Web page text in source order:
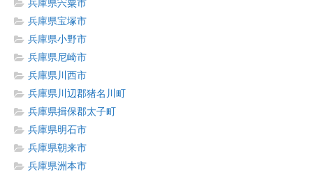
兵庫県宍粟市
兵庫県宝塚市
兵庫県小野市
兵庫県尼崎市
兵庫県川西市
兵庫県川辺郡猪名川町
兵庫県揖保郡太子町
兵庫県明石市
兵庫県朝来市
兵庫県洲本市